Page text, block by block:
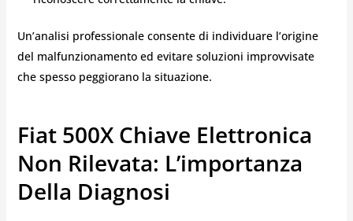
Un’analisi professionale consente di individuare l’origine
del malfunzionamento ed evitare soluzioni improvvisate
che spesso peggiorano la situazione.
Fiat 500X Chiave Elettronica
Non Rilevata: L’importanza
Della Diagnosi